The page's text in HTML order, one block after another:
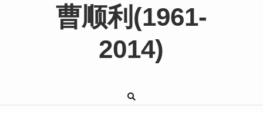
曹顺利(1961-
2014)